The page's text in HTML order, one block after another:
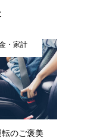
・家計
転のご褒美